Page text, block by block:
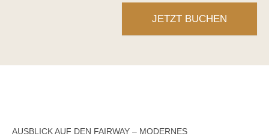
JETZT BUCHEN
AUSBLICK AUF DEN FAIRWAY – MODERNES